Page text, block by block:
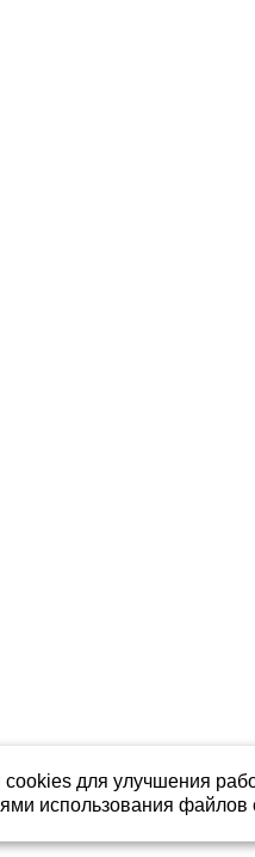
для улучшения
использования файлов